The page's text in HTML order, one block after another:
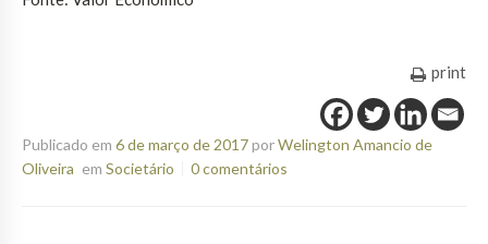
print
Publicado em 6 de março de 2017porWelington Amancio de
Oliveira em Societário 0 comentários